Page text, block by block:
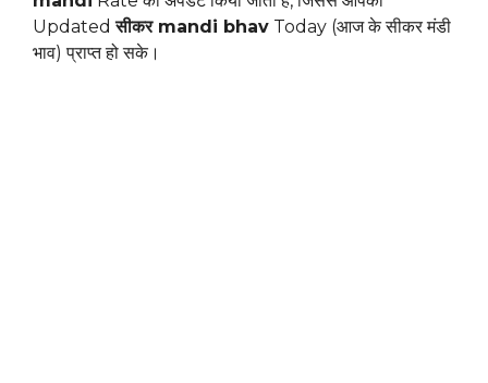
Updatedसीकर mandi bhav Today (आज के सीकर मंडी
भाव) प्राप्त हो सके।